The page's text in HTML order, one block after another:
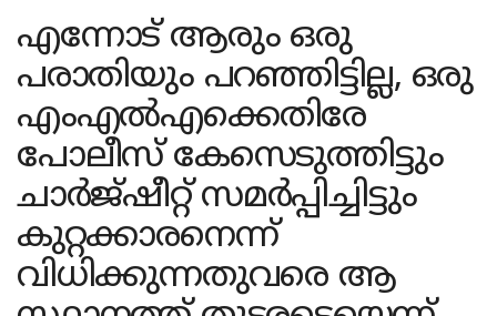
എന്നോട് ആരും ഒരു
പരാതിയും പറഞ്ഞിട്ടില്ല, ഒരു
എംഎൽഎക്കെതിരേ
പോലീസ് കേസെടുത്തിട്ടും
ചാർജ്ഷീറ്റ് സമർപ്പിച്ചിട്ടും
കുറ്റക്കാരനെന്ന്
വിധിക്കുന്നതുവരെ ആ